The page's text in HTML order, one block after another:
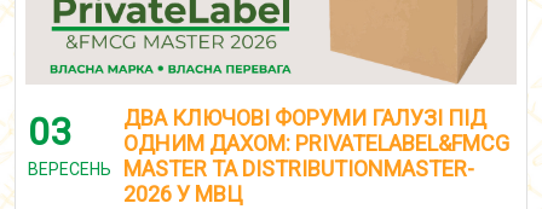
03
ВЕРЕСЕНЬ
ДВА КЛЮЧОВІ ФОРУМИ ГАЛУЗІ ПІД
ОДНИМ ДАХОМ: PRIVATELABEL&FMCG
MASTER ТА DISTRIBUTIONMASTER-
2026 У МВЦ